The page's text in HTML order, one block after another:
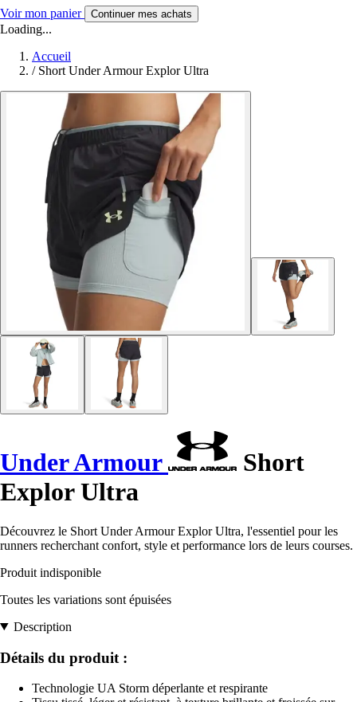
Voir mon panier Continuer mes achats
Loading...
Accueil
/ Short Under Armour Explor Ultra
Under Armour
Short
Explor Ultra
Découvrez le Short Under Armour Explor Ultra, l'essentiel pour les
runners recherchant confort, style et performance lors de leurs courses.
Produit indisponible
Toutes les variations sont épuisées
Description
Détails du produit :
Technologie UA Storm déperlante et respirante